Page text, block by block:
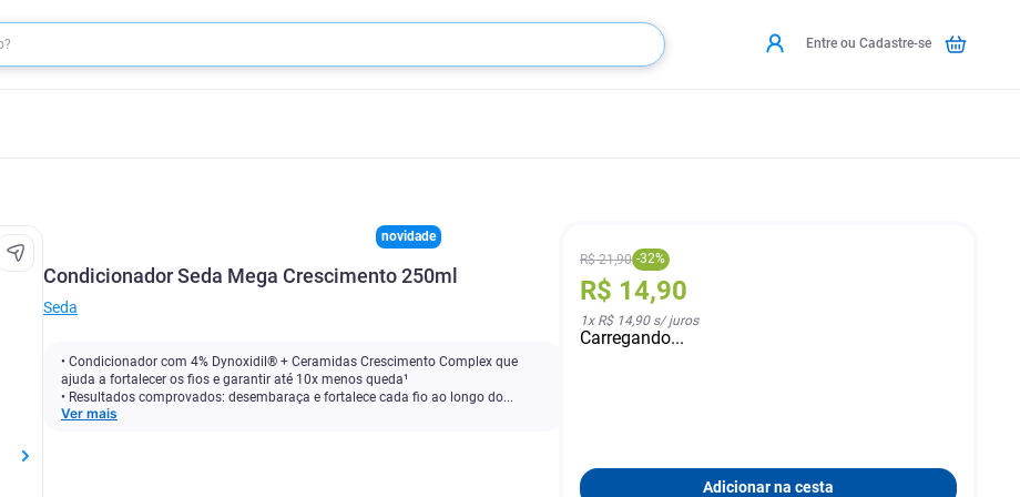
Entre ou Cadastre-se
novidade
Condicionador Seda Mega Crescimento 250ml
Seda
• Condicionador com 4% Dynoxidil® + Ceramidas Crescimento Complex que
ajuda a fortalecer os fios e garantir até 10x menos queda¹
• Resultados comprovados: desembaraça e fortalece cada fio ao longo do...
Ver mais
R$ 21,90 -32%
R$ 14,90
1x R$ 14,90s/ juros
Carregando...
Adicionar na cesta